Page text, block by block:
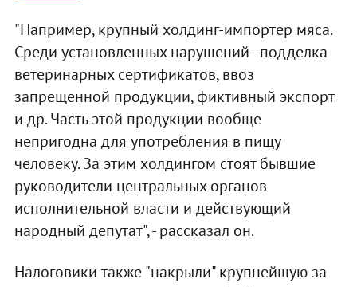
"Например, крупный холдинг-импортер мяса.
Среди установленных нарушений - подделка
ветеринарных сертификатов, ввоз
запрещенной продукции, фиктивный экспорт
и др. Часть этой продукции вообще
непригодна для употребления в пищу
человеку. За этим холдингом стоят бывшие
руководители центральных органов
исполнительной власти и действующий
народный депутат", - рассказал он.
Налоговики также "накрыли" крупнейшую за